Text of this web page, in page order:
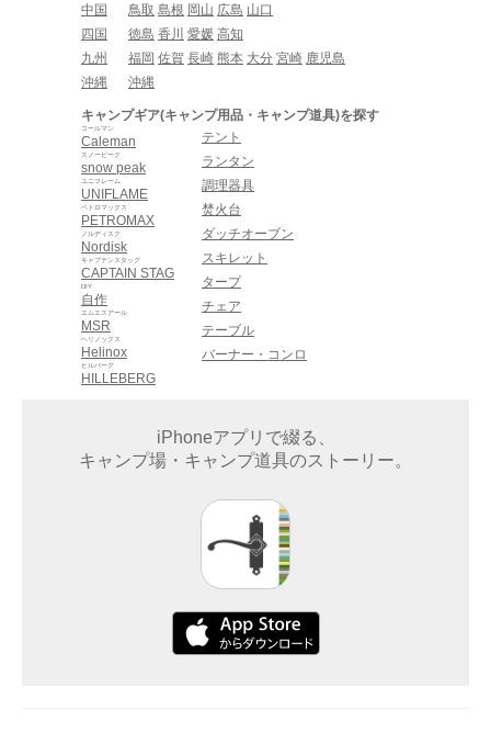
中国
鳥取 島根 岡山 広島 山口
四国
徳島 香川 愛媛 高知
九州
福岡 佐賀 長崎 熊本 大分 宮崎 鹿児島
沖縄
沖縄
キャンプギア(キャンプ用品・キャンプ道具)を探す
Caleman
コールマン
snow peak
スノーピーク
UNIFLAME
ユニフレーム
PETROMAX
ペトロマックス
Nordisk
ノルディスク
CAPTAIN STAG
キャプテンスタッグ
自作
DIY
MSR
エムエスアール
Helinox
ヘリノックス
HILLEBERG
ヒルバーグ
テント
ランタン
調理器具
焚火台
ダッチオーブン
スキレット
タープ
チェア
テーブル
バーナー・コンロ
iPhoneアプリで綴る、
キャンプ場・キャンプ道具のストーリー。